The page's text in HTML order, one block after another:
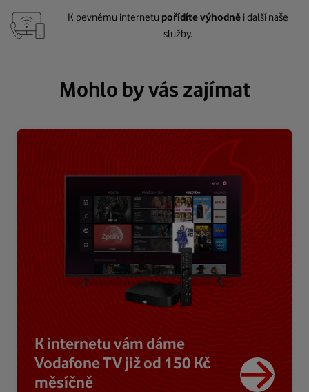
K pevnému internetu pořídíte výhodně i další naše
služby.
Mohlo by vás zajímat
K internetu vám dáme
Vodafone TV již od 150 Kč
měsíčně